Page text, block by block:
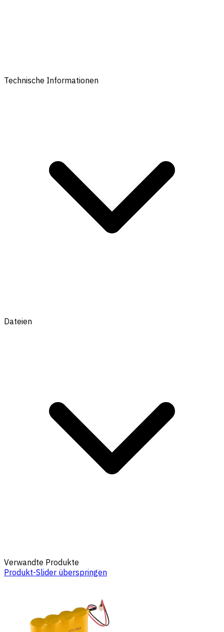
Technische Informationen
Dateien
Verwandte Produkte
Produkt-Slider überspringen